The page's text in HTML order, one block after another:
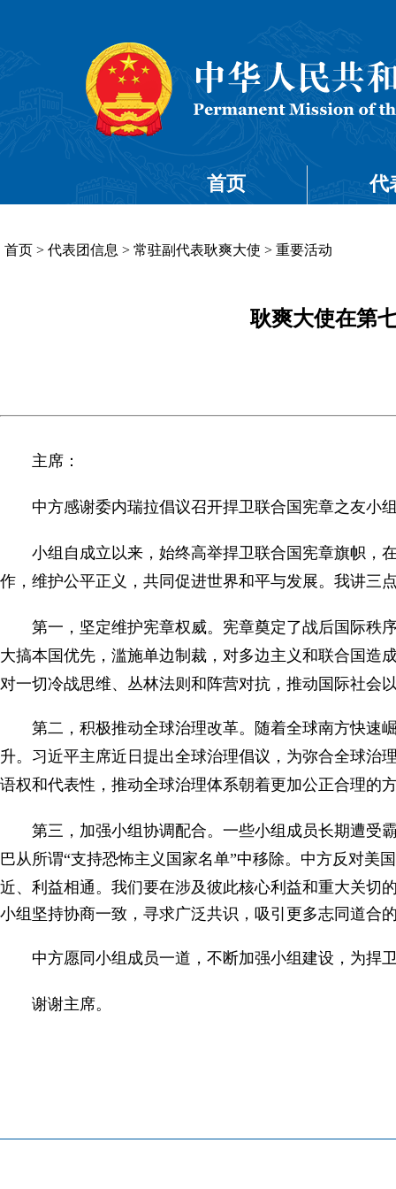
首页 代
首页 > 代表团信息 > 常驻副代表耿爽大使 > 重要活动
耿爽大使在第
主席：
中方感谢委内瑞拉倡议召开捍卫联合国宪章之友小
小组自成立以来，始终高举捍卫联合国宪章旗帜，
作，维护公平正义，共同促进世界和平与发展。我讲三
第一，坚定维护宪章权威。宪章奠定了战后国际秩
大搞本国优先，滥施单边制裁，对多边主义和联合国造
对一切冷战思维、丛林法则和阵营对抗，推动国际社会
第二，积极推动全球治理改革。随着全球南方快速
升。习近平主席近日提出全球治理倡议，为弥合全球治
语权和代表性，推动全球治理体系朝着更加公正合理的
第三，加强小组协调配合。一些小组成员长期遭受
巴从所谓“支持恐怖主义国家名单”中移除。中方反对美
近、利益相通。我们要在涉及彼此核心利益和重大关切
小组坚持协商一致，寻求广泛共识，吸引更多志同道合
中方愿同小组成员一道，不断加强小组建设，为捍
谢谢主席。